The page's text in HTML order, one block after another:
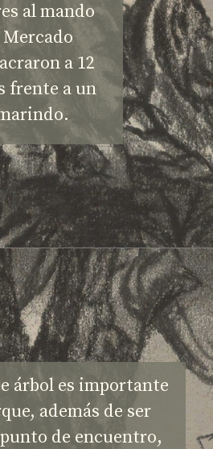
al mando
a 12
frente a un
árbol es importante
además de ser
de encuentro,